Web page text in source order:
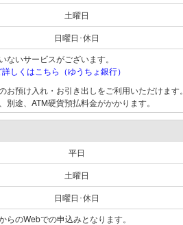
土曜日
日曜日･休日
いサービスがございます。
しくはこちら（ゆうちょ銀行）
預け入れ・お引き出しをご利用いただけます。
途、ATM硬貨預払料金がかかります。
平日
土曜日
日曜日･休日
のWebでの申込みとなります。